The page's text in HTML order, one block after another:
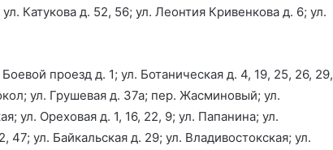
Катукова д. 52, 56; ул. Леонтия Кривенкова д. 6; ул.
проезд д. 1; ул. Ботаническая д. 4, 19, 25, 26, 29,
ул. Грушевая д. 37а; пер. Жасминовый; ул.
ул. Ореховая д. 1, 16, 22, 9; ул. Папанина; ул.
47; ул. Байкальская д. 29; ул. Владивостокская; ул.